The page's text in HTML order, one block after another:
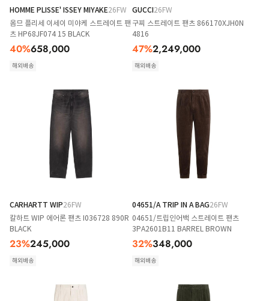
HOMME PLISSE' ISSEY MIYAKE26FW
옴므 플리세 이세이 미야케 스트레이트 팬
츠 HP68JF074 15 BLACK
40%658,000
해외배송
GUCCI26FW
구찌 스트레이트 팬츠 866170XJH0N
4816
47%2,249,000
해외배송
CARHARTT WIP26FW
칼하트 WIP 에어론 팬츠 I036728 890R
BLACK
23%245,000
해외배송
04651/A TRIP IN A BAG26FW
04651/트립인어백 스트레이트 팬츠
3PA2601B11 BARREL BROWN
32%348,000
해외배송